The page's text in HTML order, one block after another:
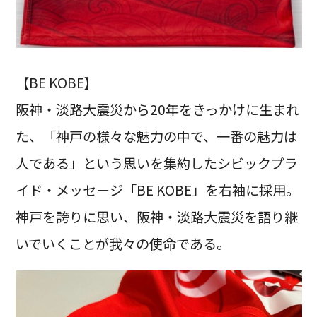
【BE KOBE】
阪神・淡路大震災から20年をきっかけに生まれ
た、「神戸の様々な魅力の中で、一番の魅力は
人である」という思いを集約したシビックプラ
イド・メッセージ「BE KOBE」を右袖に採用。
神戸を誇りに思い、阪神・淡路大震災を語り継
いでいくことが我々の使命である。